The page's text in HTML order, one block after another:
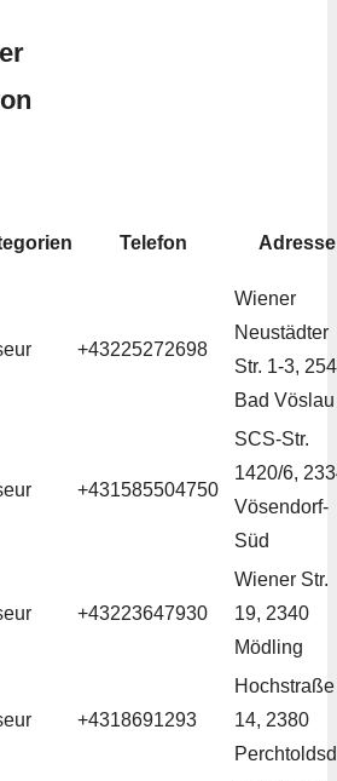
Telefon Adresse
+43225272698
Wiener
Neustädter
Str. 1-3,
Bad Vöslau
+431585504750
SCS-Str.
1420/6,
Vösendorf-
Süd
+43223647930
Wiener Str.
19, 2340
Mödling
+4318691293
Hochstraße
14, 2380